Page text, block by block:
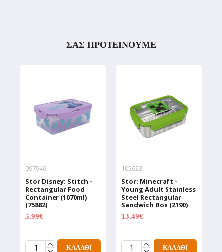
ΣΑΣ ΠΡΟΤΕΙΝΟΥΜΕ
097946
Stor Disney: Stitch -
Rectangular Food
Container (1070ml)
(75882)
5.99€
ΚΑΛΆΘΙ
105623
Stor: Minecraft -
Young Adult Stainless
Steel Rectangular
Sandwich Box (2190)
13.49€
ΚΑΛΆΘΙ